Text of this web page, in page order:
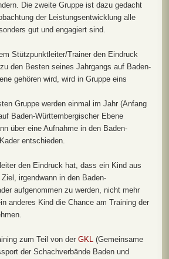
Die zweite Gruppe ist dazu gedacht
der Leistungsentwicklung alle
gut und engagiert sind.
Stützpunktleiter/Trainer den Eindruck
den Besten seines Jahrgangs auf Baden-
gehören wird, wird in Gruppe eins
Gruppe werden einmal im Jahr (Anfang
Baden-Württembergischer Ebene
über eine Aufnahme in den Baden-
entschieden.
den Eindruck hat, dass ein Kind aus
irgendwann in den Baden-
aufgenommen zu werden, nicht mehr
anderes Kind die Chance am Training der
zum Teil von der GKL (Gemeinsame
der Schachverbände Baden und